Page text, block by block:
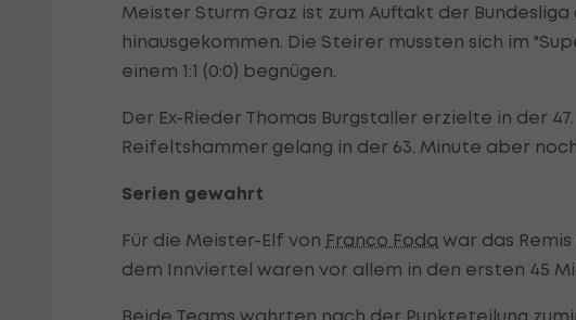
Meister Sturm Graz ist zum Auftakt der
hinausgekommen. Die Steirer mussten sich im
einem 1:1 (0:0) begnügen.
Der Ex-Rieder Thomas Burgstaller erzielte in der
Reifeltshammer gelang in der 63. Minute aber
Serien gewahrt
Für die Meister-Elf von Franco Foda war das
dem Innviertel waren vor allem in den ersten 45